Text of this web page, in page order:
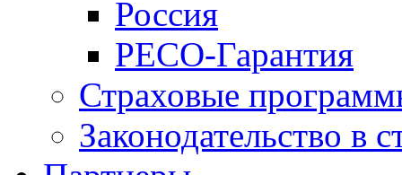
Россия
РЕСО-Гарантия
Страховые
Законодательство в